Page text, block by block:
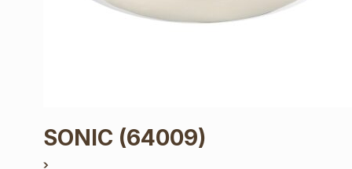
SONIC (64009)